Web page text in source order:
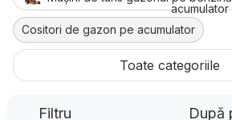
Cositori de gazon pe acumulator
Cositori de gazon electriceToate categoriile
Filtru După